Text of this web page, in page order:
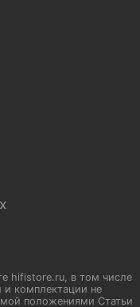
hifistore.ru, в том числе
и комплектации не
положениями Статьи